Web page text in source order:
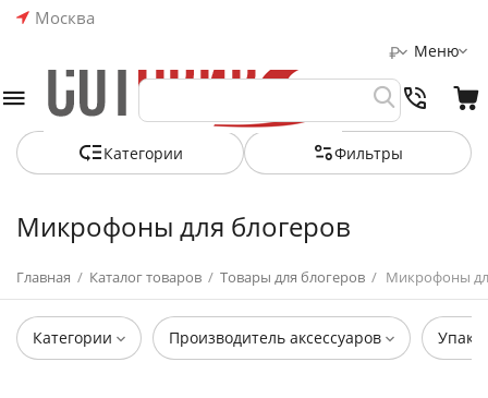
Москва
Меню
₽
Категории Фильтры
Микрофоны для блогеров
Главная / Каталог товаров / Товары для блогеров / Микрофоны
Категории Производитель аксессуаров